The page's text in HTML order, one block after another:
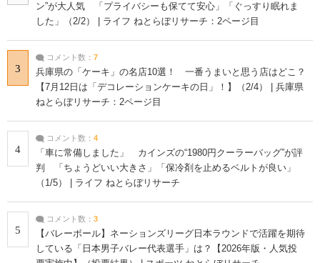
ン”が大人気 「プライバシーも保てて安心」「ぐっすり眠れま
した」（2/2） | ライフ ねとらぼリサーチ：2ページ目
3
コメント数： 7
兵庫県の「ケーキ」の名店10選！ 一番うまいと思う店はどこ？
【7月12日は「デコレーションケーキの日」！】（2/4） | 兵庫県
ねとらぼリサーチ：2ページ目
4
コメント数： 4
「車に常備しました」 カインズの“1980円クーラーバッグ”が評
判 「ちょうどいい大きさ」「保冷剤を止めるベルトが良い」
（1/5） | ライフ ねとらぼリサーチ
5
コメント数： 3
【バレーボール】ネーションズリーグ日本ラウンドで活躍を期待
している「日本男子バレー代表選手」は？【2026年版・人気投